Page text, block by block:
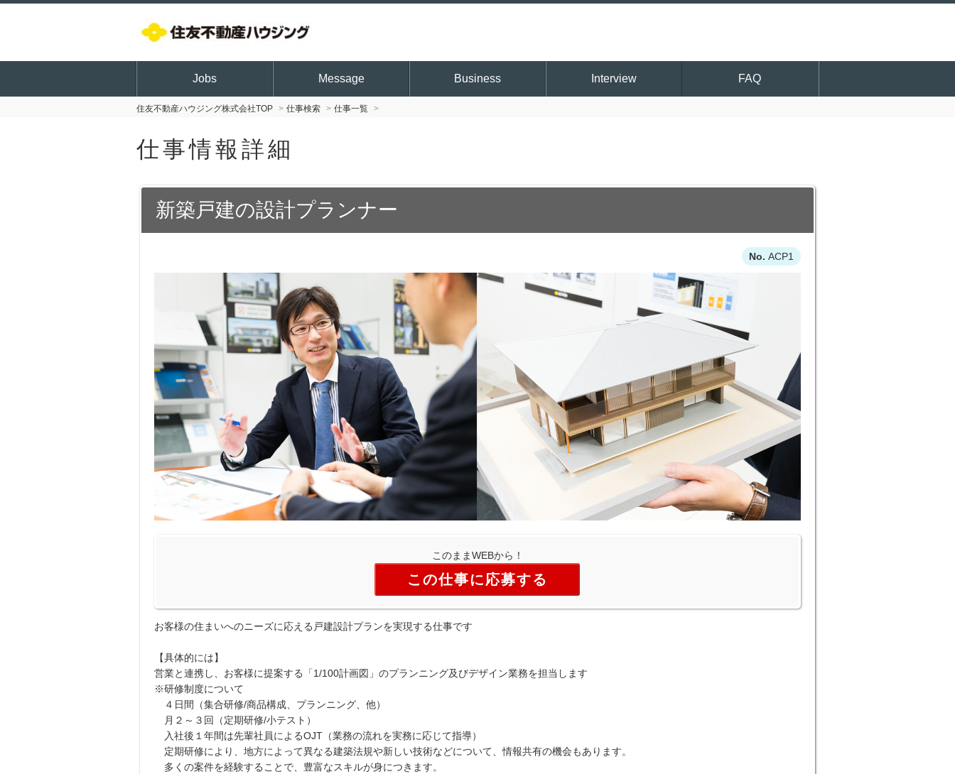
Jobs Message Business Interview FAQ
住友不動産ハウジング株式会社TOP 仕事検索 仕事一覧
仕事情報詳細
新築戸建の設計プランナー
ACP1
このままWEBから！
この仕事に応募する
お客様の住まいへのニーズに応える戸建設計プランを実現する仕事です
【具体的には】
営業と連携し、お客様に提案する「1/100計画図」のプランニング及びデザイン業務を担当します
※研修制度について
４日間（集合研修/商品構成、プランニング、他）
月２～３回（定期研修/小テスト）
入社後１年間は先輩社員によるOJT（業務の流れを実務に応じて指導）
定期研修により、地方によって異なる建築法規や新しい技術などについて、情報共有の機会もあります。
多くの案件を経験することで、豊富なスキルが身につきます。